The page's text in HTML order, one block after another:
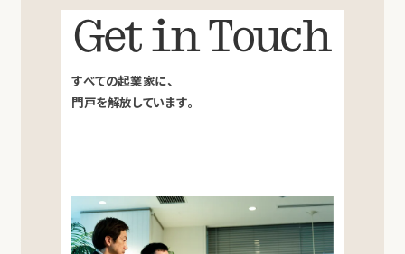
Get in Touch
すべての起業家に、
門戸を解放しています。